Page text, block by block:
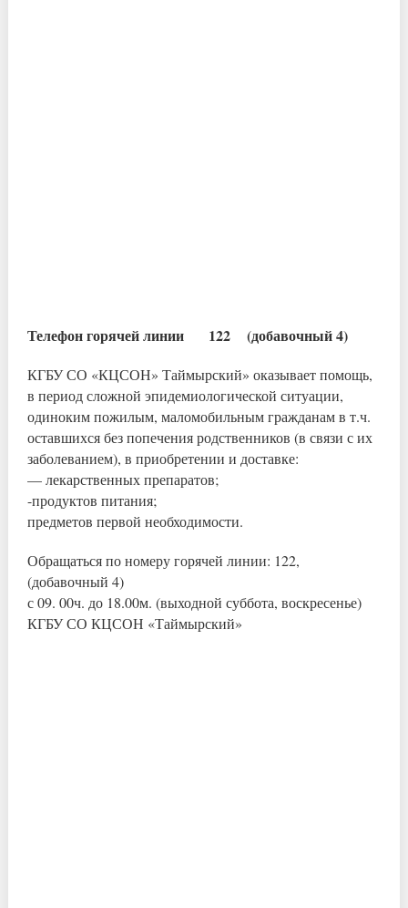
Телефон горячей линии 122 (добавочный 4)
КГБУ СО «КЦСОН» Таймырский» оказывает помощь,
в период сложной эпидемиологической ситуации,
одиноким пожилым, маломобильным гражданам в т.ч.
оставшихся без попечения родственников (в связи с их
заболеванием), в приобретении и доставке:
— лекарственных препаратов;
-продуктов питания;
предметов первой необходимости.
Обращаться по номеру горячей линии: 122,
(добавочный 4)
с 09. 00ч. до 18.00м. (выходной суббота, воскресенье)
КГБУ СО КЦСОН «Таймырский»